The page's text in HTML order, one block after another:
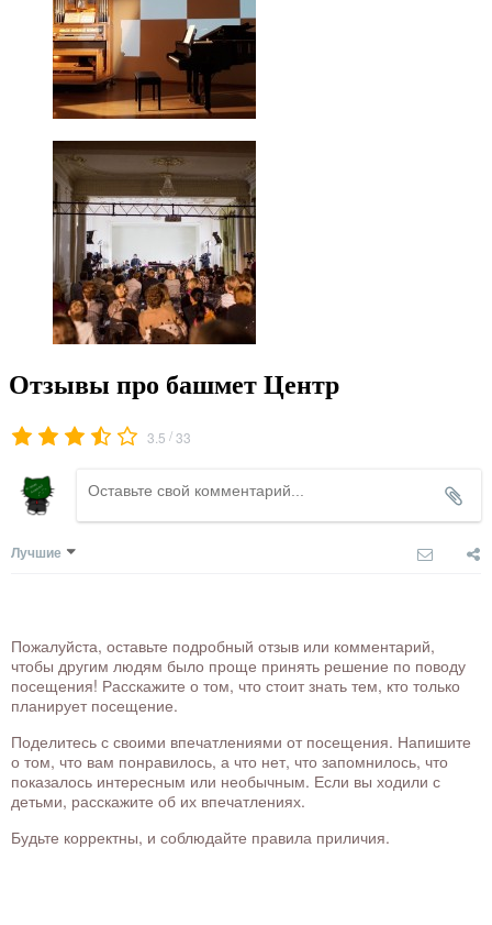
Отзывы про башмет Центр
3.5 /33
Лучшие
Пожалуйста, оставьте подробный отзыв или комментарий,
чтобы другим людям было проще принять решение по поводу
посещения! Расскажите о том, что стоит знать тем, кто только
планирует посещение.
Поделитесь с своими впечатлениями от посещения. Напишите
о том, что вам понравилось, а что нет, что запомнилось, что
показалось интересным или необычным. Если вы ходили с
детьми, расскажите об их впечатлениях.
Будьте корректны, и соблюдайте правила приличия.